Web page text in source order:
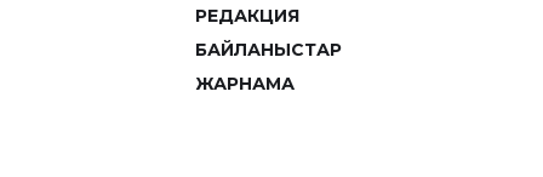
РЕДАКЦИЯ
БАЙЛАНЫСТАР
ЖАРНАМА